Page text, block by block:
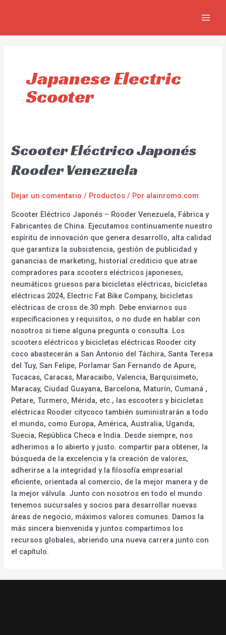
Japanese Electric
Scooter
Scooter Eléctrico Japonés
Rooder Venezuela
Dejar un comentario / Productos / Por alainromo.com
Scooter Eléctrico Japonés – Rooder Venezuela, Fábrica y
Fabricantes de China. Ejecutamos continuamente nuestro
espíritu de innovación que genera desarrollo, alta calidad
que garantiza la subsistencia, gestión de publicidad y
ganancias de marketing, historial crediticio que atrae
compradores para scooters eléctricos japoneses,
neumáticos gruesos para bicicletas eléctricas, bicicletas
eléctricas 2024, Electric Fat Bike Company, bicicletas
eléctricas de cross de 30 mph. Debe enviarnos sus
especificaciones y requisitos, o no dude en hablar con
nosotros si tiene alguna pregunta o consulta. Los
scooters eléctricos y bicicletas eléctricas Rooder city
coco abastecerán a San Antonio del Táchira, Santa Teresa
del Tuy, San Felipe, Porlamar San Fernando de Apure,
Tucacas, Caracas, Maracaibo, Valencia, Barquisimeto,
Maracay, Ciudad Guayana, Barcelona, Maturín, Cumaná ,
Petare, Turmero, Mérida, etc., las escooters y bicicletas
eléctricas Rooder citycoco también suministrarán a todo
el mundo, como Europa, América, Australia, Uganda,
Suecia, República Checa e India. Desde siempre, nos
adherimos a lo abierto y justo. compartir para obtener, la
búsqueda de la excelencia y la creación de valores,
adherirse a la integridad y la filosofía empresarial
eficiente, orientada al comercio, de la mejor manera y de
la mejor válvula. Junto con nosotros en todo el mundo
tenemos sucursales y socios para desarrollar nuevas
áreas de negocio, máximos valores comunes. Damos la
más sincera bienvenida y juntos compartimos los
recursos globales, abriendo una nueva carrera junto con
el capítulo.